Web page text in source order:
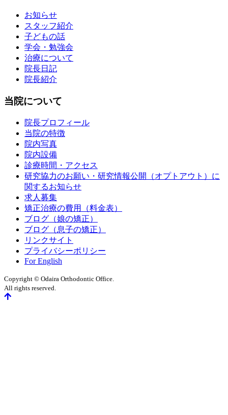
お知らせ
スタッフ紹介
子どもの話
学会・勉強会
治療について
院長日記
院長紹介
当院について
院長プロフィール
当院の特徴
院内写真
院内設備
診療時間・アクセス
研究協力のお願い・研究情報公開（オプトアウト）に
関するお知らせ
求人募集
矯正治療の費用（料金表）
ブログ（娘の矯正）
ブログ（息子の矯正）
リンクサイト
プライバシーポリシー
For English
Copyright © Odaira Orthodontic Office.
All rights reserved.